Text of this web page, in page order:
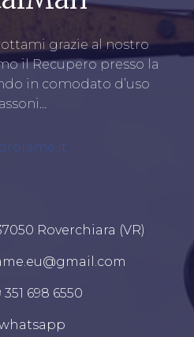
grazie al nostro
il Recupero presso la
in comodato d’uso
Roverchiara (VR)
351 698 6550